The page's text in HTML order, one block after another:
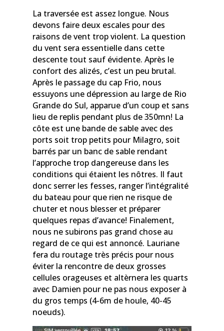
La traversée est assez longue. Nous
devons faire deux escales pour des
raisons de vent trop violent. La question
du vent sera essentielle dans cette
descente tout sauf évidente. Après le
confort des alizés, c’est un peu brutal.
Après le passage du cap Frio, nous
essuyons une dépression au large de Rio
Grande do Sul, apparue d’un coup et sans
lieu de replis pendant plus de 350mn! La
côte est une bande de sable avec des
ports soit trop petits pour Milagro, soit
barrés par un banc de sable rendant
l’approche trop dangereuse dans les
conditions qui étaient les nôtres. Il faut
donc serrer les fesses, ranger l’intégralité
du bateau pour que rien ne risque de
chuter et nous blesser et préparer
quelques repas d’avance! Finalement,
nous ne subirons pas grand chose au
regard de ce qui est annoncé. Lauriane
fera du routage très précis pour nous
éviter la rencontre de deux grosses
cellules orageuses et altèrnera les quarts
avec Damien pour ne pas nous exposer à
du gros temps (4-6m de houle, 40-45
noeuds).